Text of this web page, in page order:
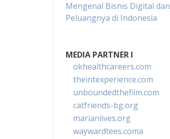
Mengenal Bisnis Digital dan
Peluangnya di Indonesia
MEDIA PARTNER I
okhealthcareers.com
theintexperience.com
unboundedthefilm.com
catfriends-bg.org
marianlives.org
waywardtees.coma